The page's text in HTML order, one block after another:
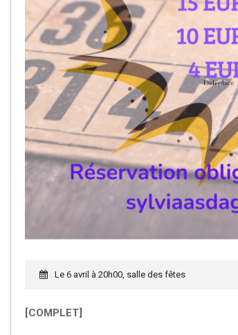
Le 6 avril à 20h00, salle des fêtes
[COMPLET]